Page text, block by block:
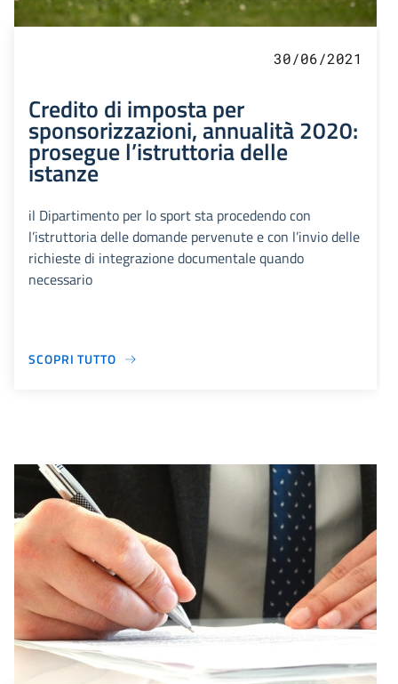
30/06/2021
Credito di imposta per
sponsorizzazioni, annualità 2020:
prosegue l’istruttoria delle
istanze
il Dipartimento per lo sport sta procedendo con
l’istruttoria delle domande pervenute e con l’invio delle
richieste di integrazione documentale quando
necessario
SCOPRI TUTTO